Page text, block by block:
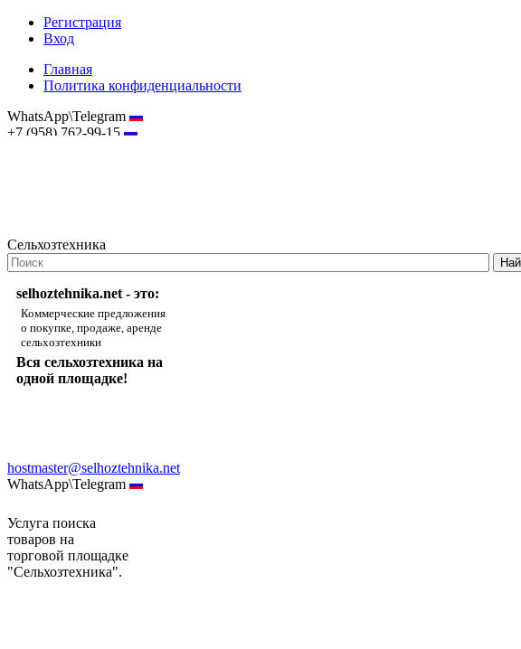
Регистрация
Вход
Главная
Политика конфиденциальности
WhatsApp\Telegram
+7 (958) 762-99-15
Сельхозтехника
selhoztehnika.net - это:
Коммерческие предложения
о покупке, продаже, аренде
сельхозтехники
Вся сельхозтехника на
одной площадке!
hostmaster@selhoztehnika.net
WhatsApp\Telegram
Услуга поиска
товаров на
торговой площадке
"Сельхозтехника".